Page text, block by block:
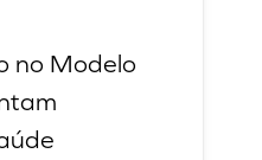
no Modelo